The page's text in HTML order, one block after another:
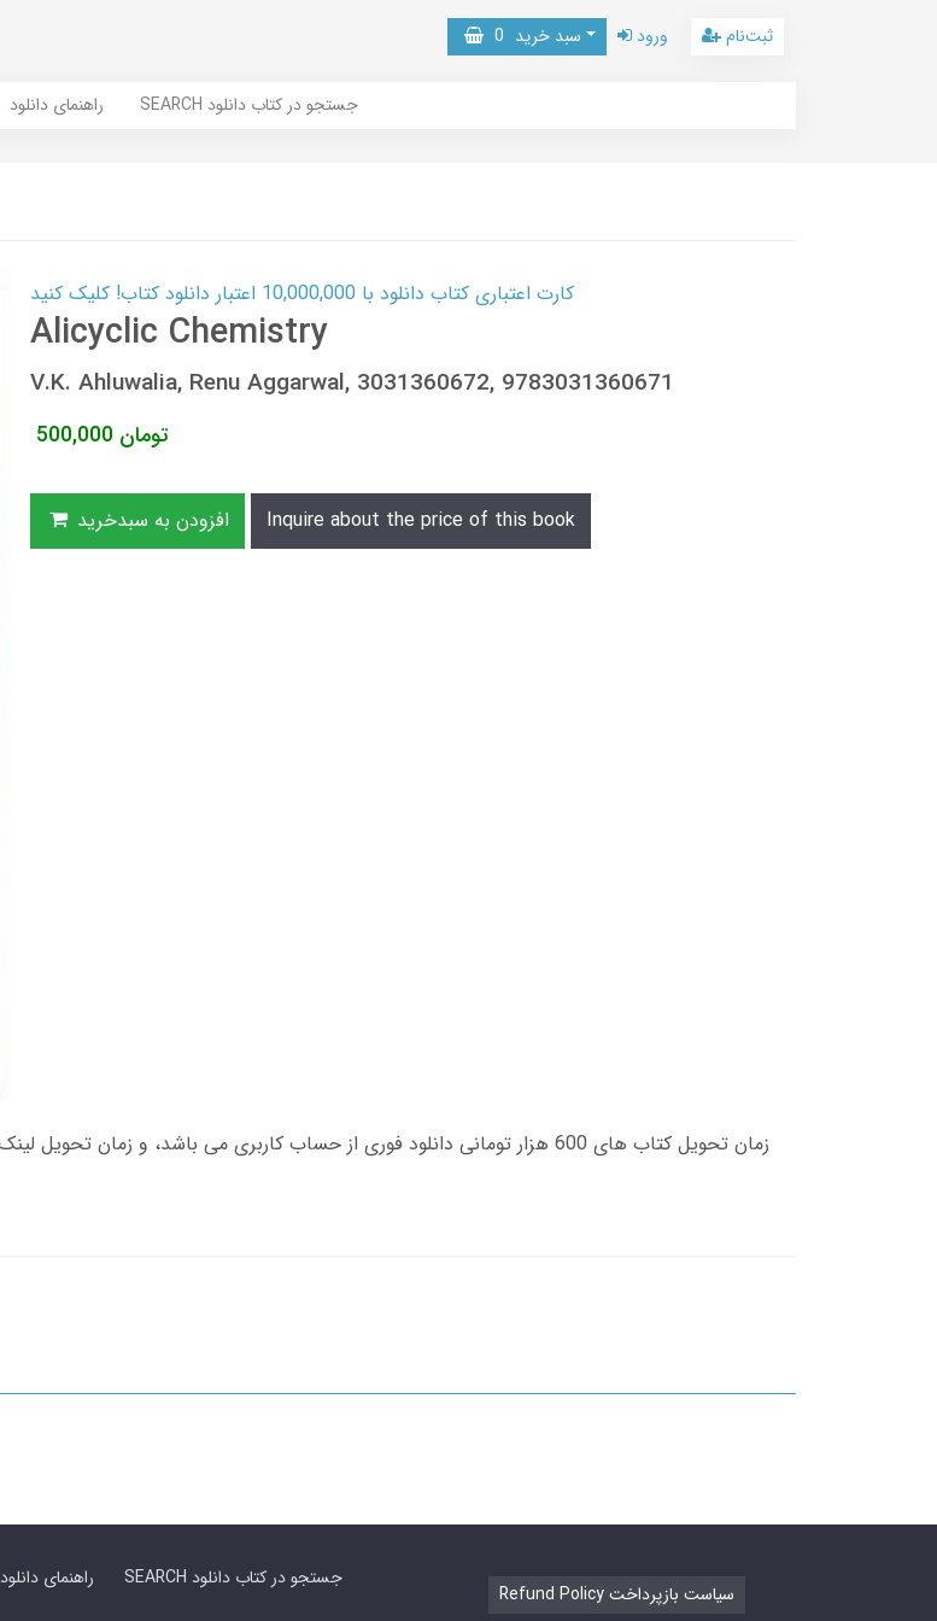
سبد خرید 0 ورود ثبت‌نام
راهنمای دانلود SEARCH جستجو در کتاب دانلود
کارت اعتباری کتاب دانلود با 10,000,000 اعتبار دانلود کتاب! کلیک کنید
Alicyclic Chemistry
V.K. Ahluwalia, Renu Aggarwal, 3031360672, 9783031360671
500,000 تومان
افزودن به سبدخرید Inquire about the price of this book
راهنمای دانلود SEARCH جستجو در کتاب دانلود
Refund Policy سیاست بازپرداخت